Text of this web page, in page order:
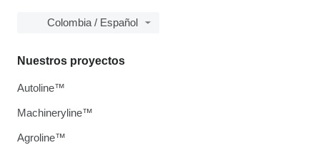
Colombia / Español
Nuestros proyectos
Autoline™
Machineryline™
Agroline™